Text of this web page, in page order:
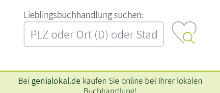
L‍i‍e‍b‍l‍i‍n‍g‍s‍b‍u‍c‍h‍h‍a‍n‍d‍l‍u‍n‍g‍ ‍s‍u‍c‍h‍e‍n‍:‍
Bei genialokal.de kaufen Sie online bei Ihrer lokalen
Buchhandlung!